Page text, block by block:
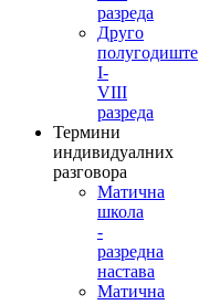
разреда
Друго
полугодиште
I-
VIII
разреда
Термини
индивидуалних
разговора
Матична
школа
-
разредна
настава
Матична